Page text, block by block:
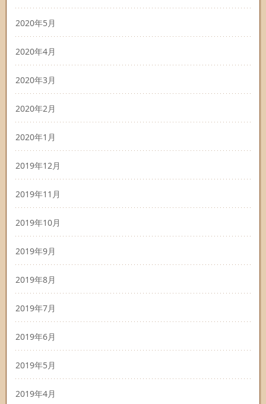
2020年5月
2020年4月
2020年3月
2020年2月
2020年1月
2019年12月
2019年11月
2019年10月
2019年9月
2019年8月
2019年7月
2019年6月
2019年5月
2019年4月